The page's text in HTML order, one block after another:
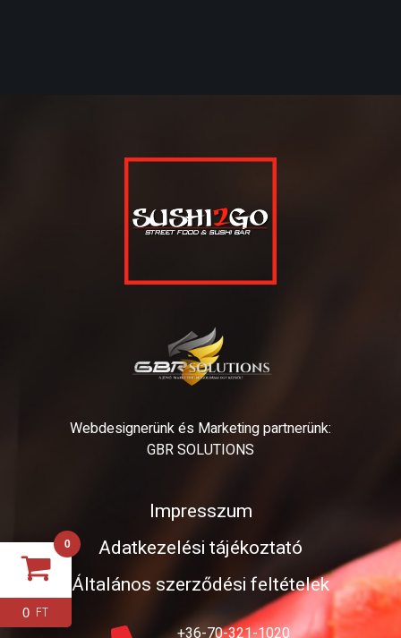
Webdesignerünk és Marketing partnerünk:
GBR SOLUTIONS
Impresszum
Adatkezelési tájékoztató
Általános szerződési feltételek
+36-70-321-1020
0
0 FT